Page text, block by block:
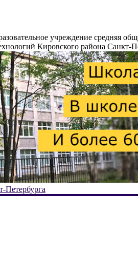
учреждение средняя
Кировского района Санкт-